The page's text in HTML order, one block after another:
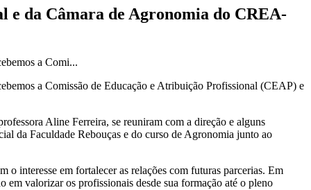
e da Câmara de Agronomia do CREA-
a Comi...
a Comissão de Educação e Atribuição Profissional (CEAP) e
Aline Ferreira, se reuniram com a direção e alguns
da Faculdade Rebouças e do curso de Agronomia junto ao
o interesse em fortalecer as relações com futuras parcerias. Em
valorizar os profissionais desde sua formação até o pleno